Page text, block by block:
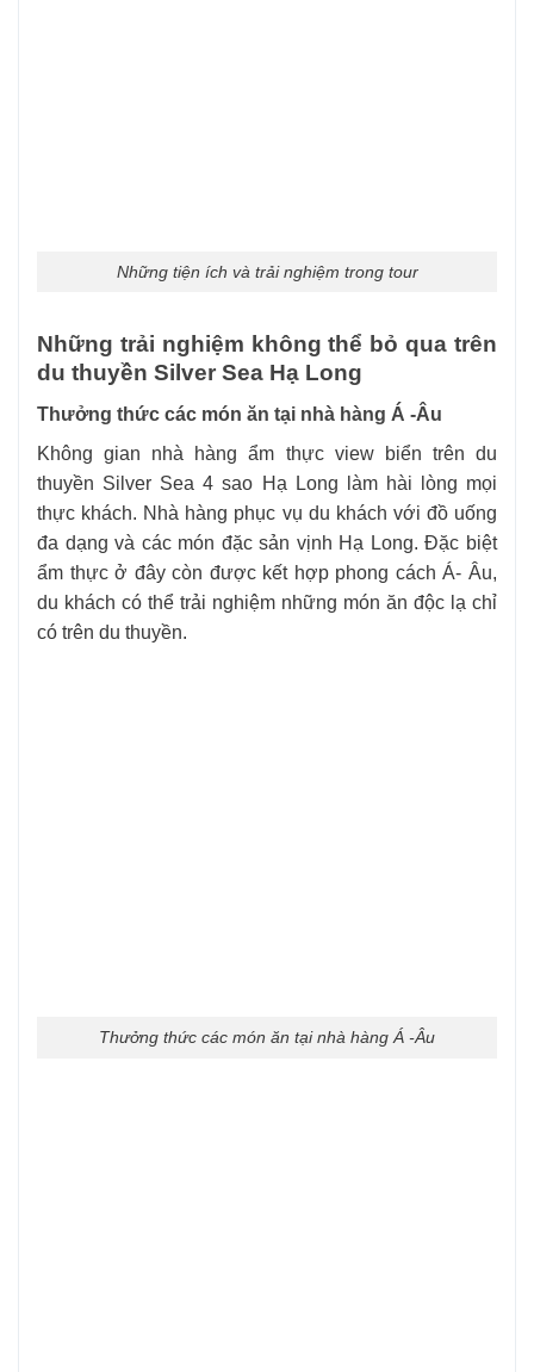
Những tiện ích và trải nghiệm trong tour
Những trải nghiệm không thể bỏ qua trên
du thuyền Silver Sea Hạ Long
Thưởng thức các món ăn tại nhà hàng Á -Âu
Không gian nhà hàng ẩm thực view biển trên du
thuyền Silver Sea 4 sao Hạ Long làm hài lòng mọi
thực khách. Nhà hàng phục vụ du khách với đồ uống
đa dạng và các món đặc sản vịnh Hạ Long. Đặc biệt
ẩm thực ở đây còn được kết hợp phong cách Á- Âu,
du khách có thể trải nghiệm những món ăn độc lạ chỉ
có trên du thuyền.
Thưởng thức các món ăn tại nhà hàng Á -Âu